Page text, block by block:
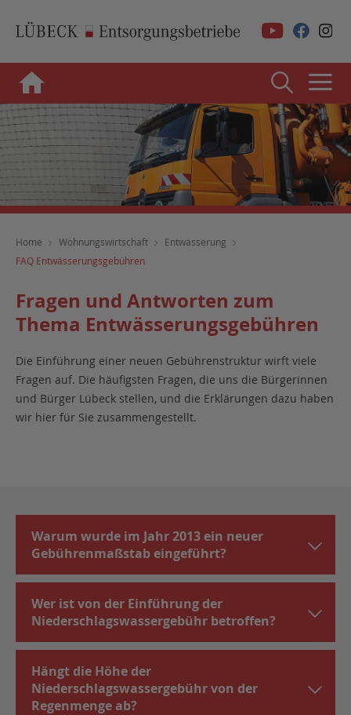
Home Wohnungswirtschaft
Entwässerung
FAQ Entwässerungsgebühren
Fragen und Antworten zum
Thema Entwässerungsgebühren
Die Einführung einer neuen Gebührenstruktur wirft viele
Fragen auf. Die häufigsten Fragen, die uns die Bürgerinnen
und Bürger Lübeck stellen, und die Erklärungen dazu haben
wir hier für Sie zusammengestellt.
Warum wurde im Jahr 2013 ein neuer
Gebührenmaßstab eingeführt?
Wer ist von der Einführung der
Niederschlagswassergebühr betroffen?
Hängt die Höhe der
Niederschlagswassergebühr von der
Regenmenge ab?